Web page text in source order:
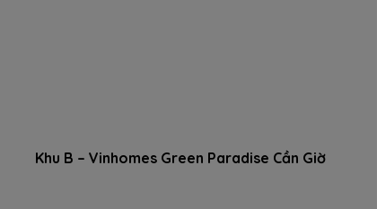
Khu B – Vinhomes Green Paradise Cần Giờ